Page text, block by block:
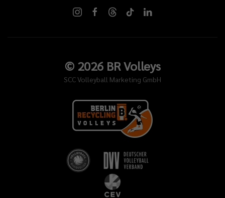
© 2026BR Volleys
SCC Volleyball Marketing GmbH